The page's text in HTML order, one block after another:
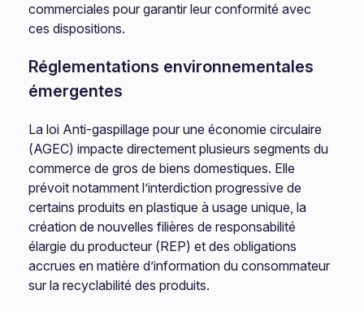
commerciales pour garantir leur conformité avec
ces dispositions.
Réglementations environnementales
émergentes
La loi Anti-gaspillage pour une économie circulaire
(AGEC) impacte directement plusieurs segments du
commerce de gros de biens domestiques. Elle
prévoit notamment l’interdiction progressive de
certains produits en plastique à usage unique, la
création de nouvelles filières de responsabilité
élargie du producteur (REP) et des obligations
accrues en matière d’information du consommateur
sur la recyclabilité des produits.